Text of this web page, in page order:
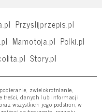
Przyslijprzepis.pl
Mamotoja.pl Polki.pl
Story.pl
zwielokrotnianie,
treści, danych lub informacji
wszystkich jego podstron, w